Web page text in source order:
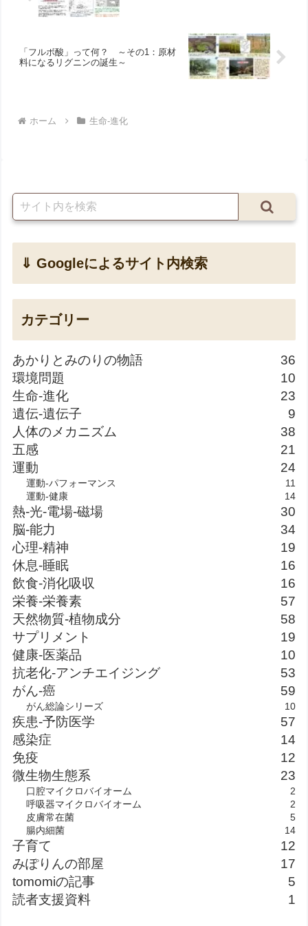
「フルボ酸」って何？ ～その1：原材
料になるリグニンの誕生～
ホーム 生命-進化
⇓ Googleによるサイト内検索
カテゴリー
あかりとみのりの物語
36
環境問題
10
生命-進化
23
遺伝-遺伝子
9
人体のメカニズム
38
五感
21
運動
24
運動-パフォーマンス
11
運動-健康
14
熱-光-電場-磁場
30
脳-能力
34
心理-精神
19
休息-睡眠
16
飲食-消化吸収
16
栄養-栄養素
57
天然物質-植物成分
58
サプリメント
19
健康-医薬品
10
抗老化-アンチエイジング
53
がん-癌
59
がん総論シリーズ 10
疾患-予防医学
57
感染症
14
免疫
12
微生物生態系
23
口腔マイクロバイオーム
2
呼吸器マイクロバイオーム
2
皮膚常在菌
5
腸内細菌
14
子育て
12
みぽりんの部屋
17
tomomiの記事
5
読者支援資料
1